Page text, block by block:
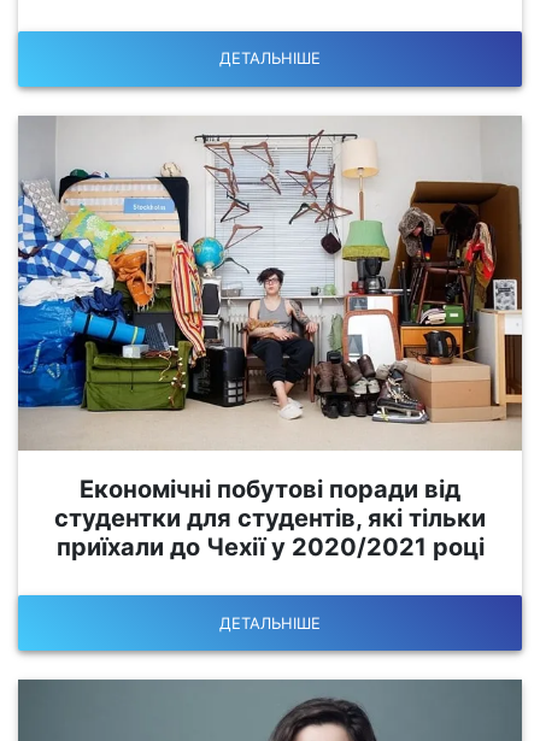
ДЕТАЛЬНІШЕ
Економічні побутові поради від
студентки для студентів, які тільки
приїхали до Чехії у 2020/2021 році
ДЕТАЛЬНІШЕ